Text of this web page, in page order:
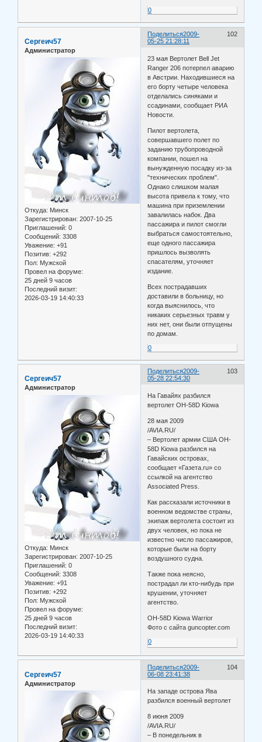
0
Поделиться 102
2009-
05-25 21:28:11
Сергеич57
Администратор
Откуда: Минск
Зарегистрирован: 2007-10-25
Приглашений: 0
Сообщений: 3308
Уважение: +91
Позитив: +292
Пол: Мужской
Провел на форуме:
25 дней 9 часов
Последний визит:
2026-03-19 14:40:33
23 мая Вертолет Bell Jet
Ranger 206 потерпел аварию
в Австрии. Находившиеся на
его борту четыре человека
отделались синяками и
ссадинами, сообщает РИА
Новости.
Пилот вертолета,
совершавшего полет по
заданию трубопроводной
компании, пошел на
вынужденную посадку из-за
"технических проблем".
Однако слишком малая
высота привела к тому, что
машина при приземлении
завалилась набок. Два
пассажира и пилот смогли
выбраться самостоятельно,
еще одного пассажира
пришлось вызволять
спасателям, уточняет
издание.
Всех пострадавших
доставили в больницу, но
когда выяснилось, что
никаких серьезных травм у
них нет, они были отпущены
по домам.
0
Поделиться 103
2009-
05-28 22:54:30
Сергеич57
Администратор
Откуда: Минск
Зарегистрирован: 2007-10-25
Приглашений: 0
Сообщений: 3308
Уважение: +91
Позитив: +292
Пол: Мужской
Провел на форуме:
25 дней 9 часов
Последний визит:
2026-03-19 14:40:33
На Гавайях разбился
вертолет OH-58D Kiowa
28 мая 2009
/AVIA.RU/
– Вертолет армии США OH-
58D Kiowa разбился на
Гавайских островах,
сообщает «Газета.ru» со
ссылкой на агентство
Associated Press.
Как рассказали источники в
военном ведомстве страны,
экипаж вертолета состоит из
двух человек, но пока не
известно число пассажиров,
которые были на борту
воздушного судна.
Также пока неясно,
пострадал ли кто-нибудь при
крушении, уточняет
агентство.
OH-58D Kiowa Warrior
Фото с сайта guncopter.com
0
Поделиться 104
2009-
06-08 23:41:38
Сергеич57
Администратор
На западе острова Ява
разбился военный вертолет
8 июня 2009
/AVIA.RU/
– В понедельник в